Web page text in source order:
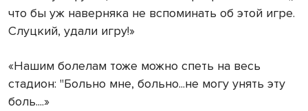
что бы уж наверняка не вспоминать об этой игре.
Слуцкий, удали игру!»
«Нашим болелам тоже можно спеть на весь
стадион: "Больно мне, больно...не могу унять эту
боль....»